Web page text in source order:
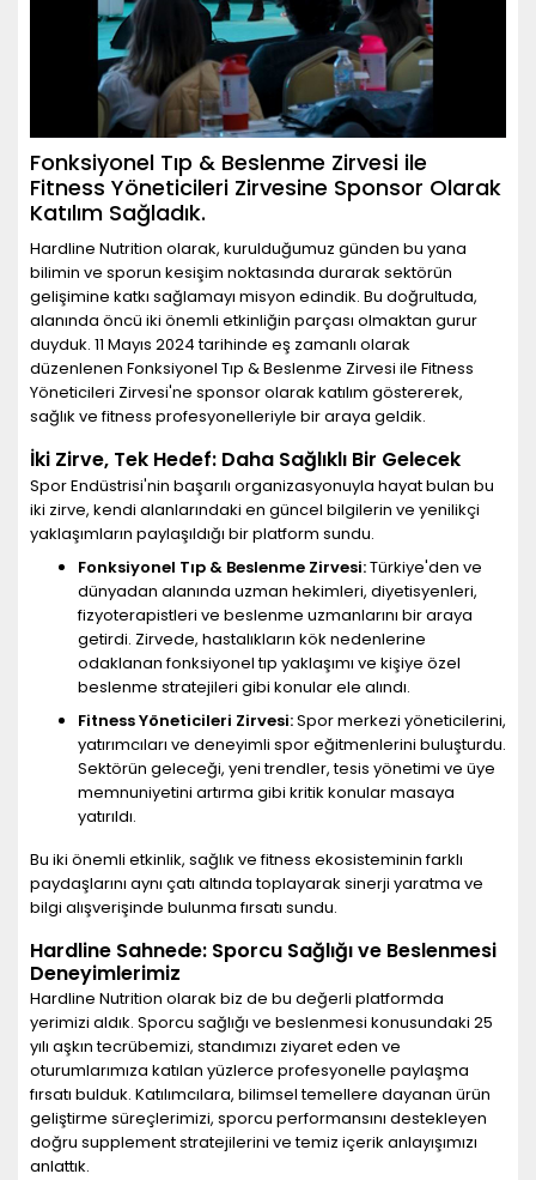
Fonksiyonel Tıp & Beslenme Zirvesi ile
Fitness Yöneticileri Zirvesine Sponsor Olarak
Katılım Sağladık.
Hardline Nutrition olarak, kurulduğumuz günden bu yana
bilimin ve sporun kesişim noktasında durarak sektörün
gelişimine katkı sağlamayı misyon edindik. Bu doğrultuda,
alanında öncü iki önemli etkinliğin parçası olmaktan gurur
duyduk. 11 Mayıs 2024 tarihinde eş zamanlı olarak
düzenlenen Fonksiyonel Tıp & Beslenme Zirvesi ile Fitness
Yöneticileri Zirvesi'ne sponsor olarak katılım göstererek,
sağlık ve fitness profesyonelleriyle bir araya geldik.
İki Zirve, Tek Hedef: Daha Sağlıklı Bir Gelecek
Spor Endüstrisi'nin başarılı organizasyonuyla hayat bulan bu
iki zirve, kendi alanlarındaki en güncel bilgilerin ve yenilikçi
yaklaşımların paylaşıldığı bir platform sundu.
Fonksiyonel Tıp & Beslenme Zirvesi:Türkiye'den ve
dünyadan alanında uzman hekimleri, diyetisyenleri,
fizyoterapistleri ve beslenme uzmanlarını bir araya
getirdi. Zirvede, hastalıkların kök nedenlerine
odaklanan fonksiyonel tıp yaklaşımı ve kişiye özel
beslenme stratejileri gibi konular ele alındı.
Fitness Yöneticileri Zirvesi:Spor merkezi yöneticilerini,
yatırımcıları ve deneyimli spor eğitmenlerini buluşturdu.
Sektörün geleceği, yeni trendler, tesis yönetimi ve üye
memnuniyetini artırma gibi kritik konular masaya
yatırıldı.
Bu iki önemli etkinlik, sağlık ve fitness ekosisteminin farklı
paydaşlarını aynı çatı altında toplayarak sinerji yaratma ve
bilgi alışverişinde bulunma fırsatı sundu.
Hardline Sahnede: Sporcu Sağlığı ve Beslenmesi
Deneyimlerimiz
Hardline Nutrition olarak biz de bu değerli platformda
yerimizi aldık. Sporcu sağlığı ve beslenmesi konusundaki 25
yılı aşkın tecrübemizi, standımızı ziyaret eden ve
oturumlarımıza katılan yüzlerce profesyonelle paylaşma
fırsatı bulduk. Katılımcılara, bilimsel temellere dayanan ürün
geliştirme süreçlerimizi, sporcu performansını destekleyen
doğru supplement stratejilerini ve temiz içerik anlayışımızı
anlattık.